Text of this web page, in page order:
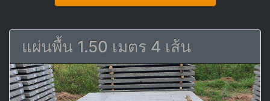
แผ่นพื้น 1.50 เมตร 4 เส้น